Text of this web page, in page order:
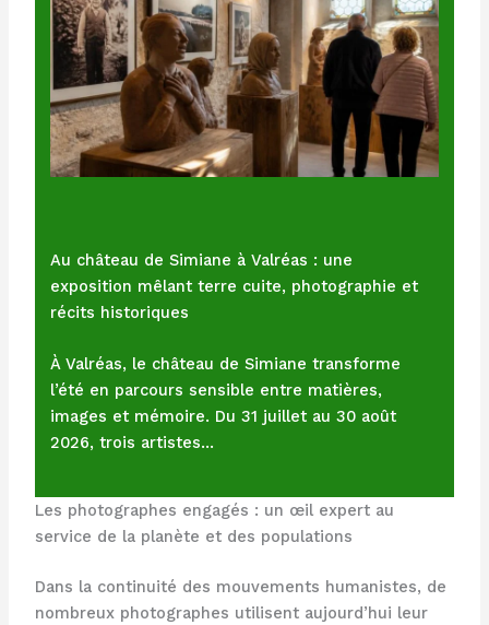
Au château de Simiane à Valréas : une
exposition mêlant terre cuite, photographie et
récits historiques
À Valréas, le château de Simiane transforme
l’été en parcours sensible entre matières,
images et mémoire. Du 31 juillet au 30 août
2026, trois artistes…
Les photographes engagés : un œil expert au
service de la planète et des populations
Dans la continuité des mouvements humanistes, de
nombreux photographes utilisent aujourd’hui leur